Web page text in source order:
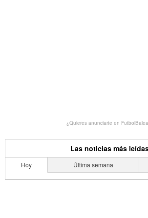
¿Quieres anunciarte en
Las noticias más
Hoy Última semana